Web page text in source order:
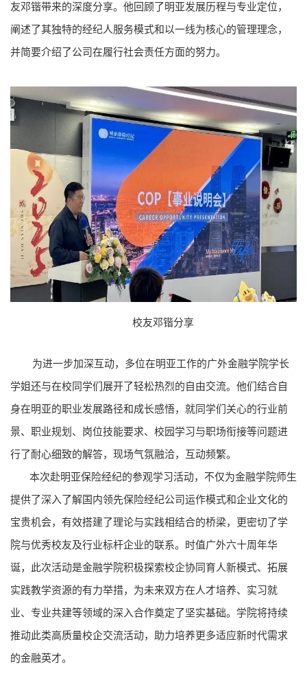
友邓锴带来的深度分享。他回顾了明亚发展历程与专业定位，
阐述了其独特的经纪人服务模式和以一线为核心的管理理念，
并简要介绍了公司在履行社会责任方面的努力。
校友邓锴分享
为进一步加深互动，多位在明亚工作的广外金融学院学长
学姐还与在校同学们展开了轻松热烈的自由交流。他们结合自
身在明亚的职业发展路径和成长感悟，就同学们关心的行业前
景、职业规划、岗位技能要求、校园学习与职场衔接等问题进
行了耐心细致的解答，现场气氛融洽，互动频繁。
本次赴明亚保险经纪的参观学习活动，不仅为金融学院师生
提供了深入了解国内领先保险经纪公司运作模式和企业文化的
宝贵机会，有效搭建了理论与实践相结合的桥梁，更密切了学
院与优秀校友及行业标杆企业的联系。时值广外六十周年华
诞，此次活动是金融学院积极探索校企协同育人新模式、拓展
实践教学资源的有力举措，为未来双方在人才培养、实习就
业、专业共建等领域的深入合作奠定了坚实基础。学院将持续
推动此类高质量校企交流活动，助力培养更多适应新时代需求
的金融英才。